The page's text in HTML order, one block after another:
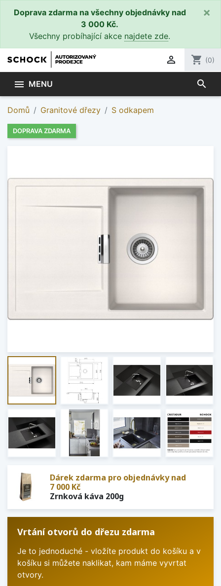
Doprava zdarma na všechny objednávky nad
3 000 Kč.
Všechny probíhající akce najdete zde.
×
 shopping_cart (0)
 MENU search
Domů Granitové dřezy S odkapem
DOPRAVA ZDARMA
Dárek zdarma pro objednávky nad
7 000 Kč
Zrnková káva 200g
Vrtání otvorů do dřezu zdarma
Je to jednoduché - vložíte produkt do košíku a v
košíku si můžete naklikat, kam máme vyvrtat
otvory.